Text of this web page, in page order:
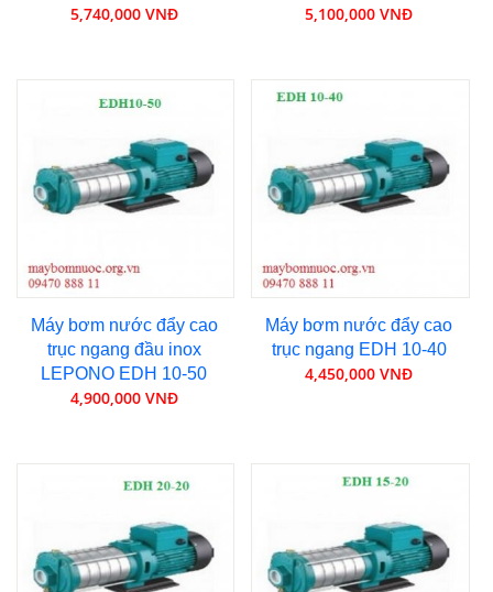
5,740,000 VNĐ 5,100,000 VNĐ
Máy bơm nước đẩy cao
trục ngang đầu inox
LEPONO EDH 10-50
4,900,000 VNĐ
Máy bơm nước đẩy cao
trục ngang EDH 10-40
4,450,000 VNĐ